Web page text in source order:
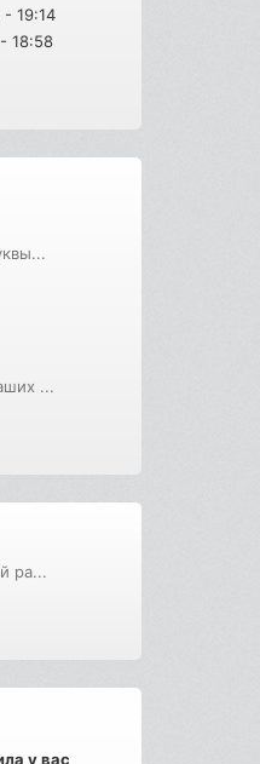
- 19:14
- 18:58
...
ра...
у вас